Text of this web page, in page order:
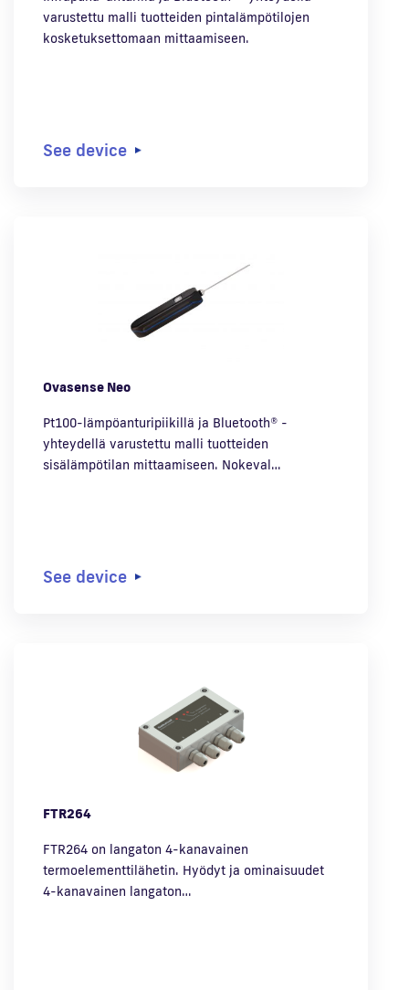
varustettu malli tuotteiden pintalämpötilojen
kosketuksettomaan mittaamiseen.
See device
Ovasense Neo
Pt100-lämpöanturipiikillä ja Bluetooth® -
yhteydellä varustettu malli tuotteiden
sisälämpötilan mittaamiseen. Nokeval…
See device
FTR264
FTR264 on langaton 4-kanavainen
termoelementtilähetin. Hyödyt ja ominaisuudet
4-kanavainen langaton…